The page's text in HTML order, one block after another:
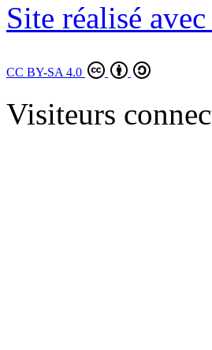
Site réalisé
CC BY-SA 4.0
Visiteurs